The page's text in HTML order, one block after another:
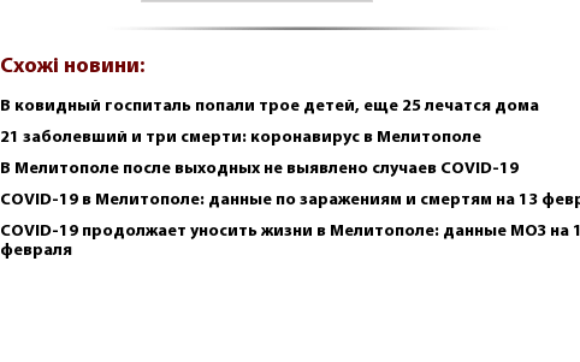
Схожі новини:
В ковидный госпиталь попали трое детей, еще 25 лечатся дома
21 заболевший и три смерти: коронавирус в Мелитополе
В Мелитополе после выходных не выявлено случаев COVID-19
COVID-19 в Мелитополе: данные по заражениям и смертям на 13
COVID-19 продолжает уносить жизни в Мелитополе: данные МОЗ на
февраля